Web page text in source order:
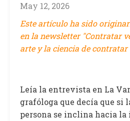
May 12, 2026
Este artículo ha sido
en la newsletter "Contratar
arte y la ciencia de contratar
Leía la entrevista en La
grafóloga que decía que si
persona se inclina hacia la